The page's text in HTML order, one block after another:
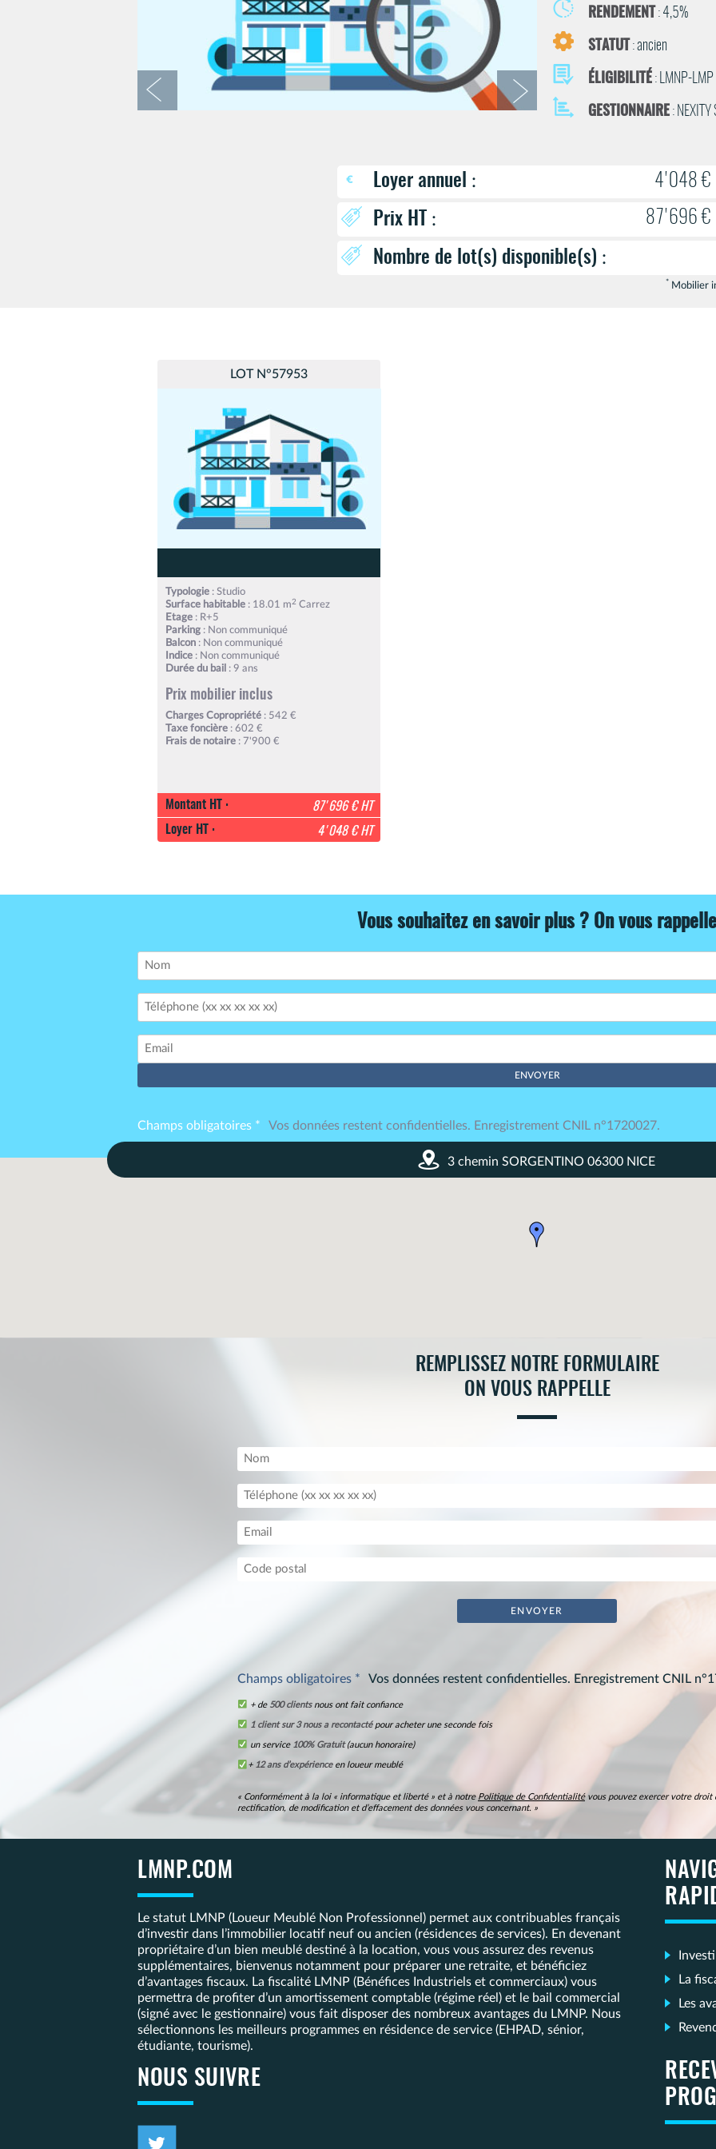
RENDEMENT : 4,5%
STATUT : ancien
ÉLIGIBILITÉ : LMNP-LMP
GESTIONNAIRE : NEXITY
Loyer annuel :
4'048 €
Prix HT
: 87'696 €
Nombre de lot(s) disponible(s) :
* Mobilier
LOT N°57953
Typologie : Studio
Surface habitable : 18.01 m2 Carrez
Etage : R+5
Parking : Non communiqué
Balcon : Non communiqué
Indice : Non communiqué
Durée du bail : 9 ans
Prix mobilier inclus
Charges Copropriété : 542 €
Taxe foncière : 602 €
Frais de notaire : 7'900 €
Montant HT :
87'696 € HT
Loyer HT :
4'048 € HT
Vous souhaitez en savoir plus ? On vous rappelle
Champs obligatoires * Vos données restent confidentielles. Enregistrement CNIL n°1720027.
3 chemin SORGENTINO 06300 NICE
REMPLISSEZ NOTRE FORMULAIRE
ON VOUS RAPPELLE
Champs obligatoires * Vos données restent confidentielles. Enregistrement CNIL
+ de 500 clientsnous ont fait confiance
1 client sur 3 nous a recontactépour acheter une seconde fois
un service 100% Gratuit(aucun honoraire)
+12 ans d’expérienceen loueur meublé
« Conformément à la loi « informatique et liberté » et à notrePolitique de Confidentialitévous pouvez exercer votre droit
rectification, de modification et d’effacement des données vous concernant. »
LMNP.COM
Le statut LMNP (Loueur Meublé Non Professionnel) permet aux contribuables français
d’investir dans l’immobilier locatif neuf ou ancien (résidences de services). En devenant
propriétaire d’un bien meublé destiné à la location, vous vous assurez des revenus
supplémentaires, bienvenus notamment pour préparer une retraite, et bénéficiez
d’avantages fiscaux. La fiscalité LMNP (Bénéfices Industriels et commerciaux) vous
permettra de profiter d’un amortissement comptable (régime réel) et le bail commercial
(signé avec le gestionnaire) vous fait disposer des nombreux avantages du LMNP. Nous
sélectionnons les meilleurs programmes en résidence de service (EHPAD, sénior,
étudiante, tourisme).
NOUS SUIVRE
La
Les